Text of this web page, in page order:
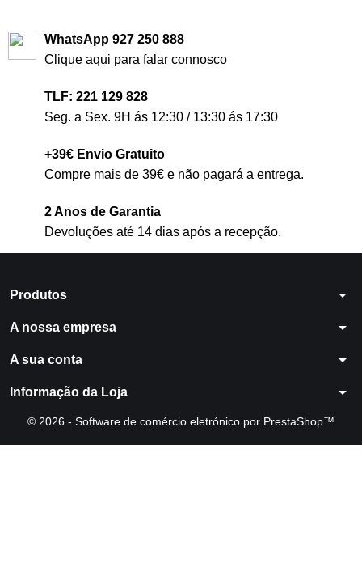
WhatsApp 927 250 888
Clique aqui para falar connosco
TLF: 221 129 828
Seg. a Sex. 9H ás 12:30 / 13:30 ás 17:30
+39€ Envio Gratuito
Compre mais de 39€ e não pagará a entrega.
2 Anos de Garantia
Devoluções até 14 dias após a recepção.
Produtos arrow_drop_down
A nossa empresa arrow_drop_down
A sua conta arrow_drop_down
Informação da Loja arrow_drop_down
© 2026 - Software de comércio eletrónico por PrestaShop™